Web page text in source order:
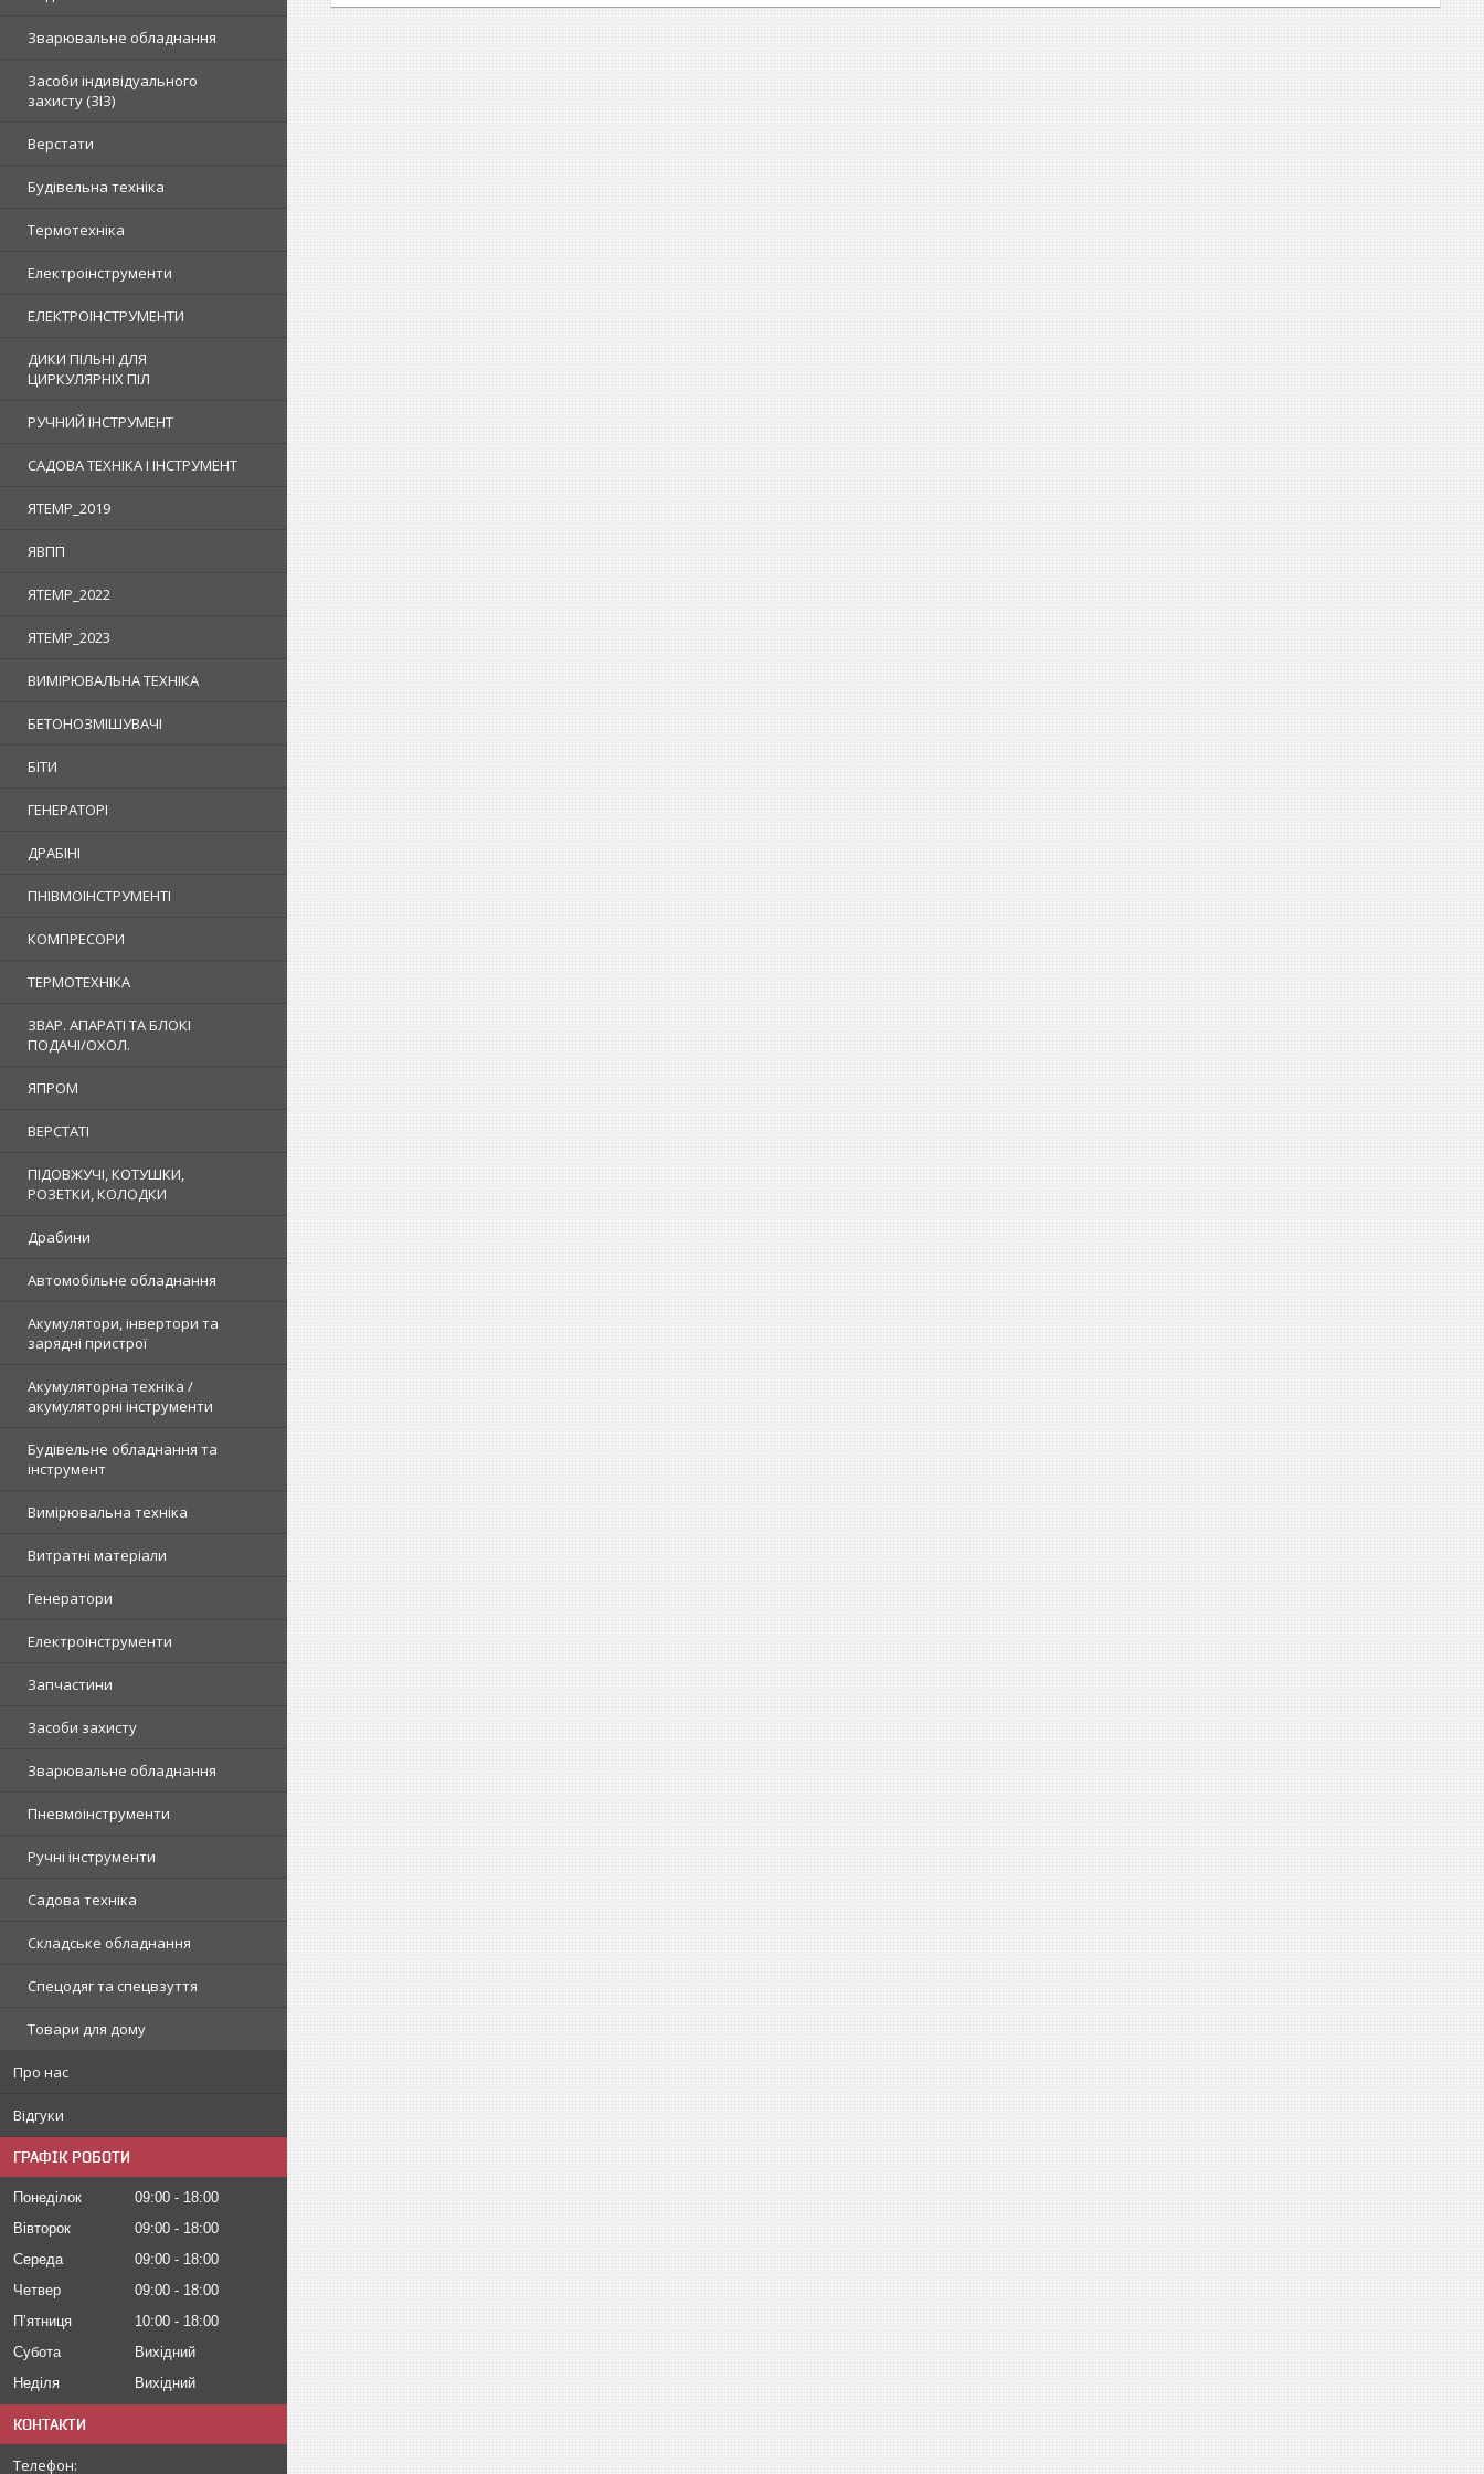
Зварювальне обладнання
Засоби індивідуального
захисту (ЗІЗ)
Верстати
Будівельна техніка
Термотехніка
Електроінструменти
ЕЛЕКТРОІНСТРУМЕНТИ
ДИКИ ПІЛЬНІ ДЛЯ
ЦИРКУЛЯРНІХ ПІЛ
РУЧНИЙ ІНСТРУМЕНТ
САДОВА ТЕХНІКА І ІНСТРУМЕНТ
ЯTEMP_2019
ЯВПП
ЯTEMP_2022
ЯTEMP_2023
ВИМІРЮВАЛЬНА ТЕХНІКА
БЕТОНОЗМІШУВАЧІ
БІТИ
ГЕНЕРАТОРІ
ДРАБІНІ
ПНІВМОІНСТРУМЕНТІ
КОМПРЕСОРИ
ТЕРМОТЕХНІКА
ЗВАР. АПАРАТІ ТА БЛОКІ
ПОДАЧІ/ОХОЛ.
ЯПРОМ
ВЕРСТАТІ
ПІДОВЖУЧІ, КОТУШКИ,
РОЗЕТКИ, КОЛОДКИ
Драбини
Автомобільне обладнання
Акумулятори, інвертори та
зарядні пристрої
Акумуляторна техніка /
акумуляторні інструменти
Будівельне обладнання та
інструмент
Вимірювальна техніка
Витратні матеріали
Генератори
Електроінструменти
Запчастини
Засоби захисту
Зварювальне обладнання
Пневмоінструменти
Ручні інструменти
Садова техніка
Складське обладнання
Спецодяг та спецвзуття
Товари для дому
Про нас
Відгуки
ГРАФІК РОБОТИ
Понеділок 09:00
18:00
Вівторок
09:00
18:00
Середа
09:00
18:00
Четвер
09:00
18:00
Пʼятниця
10:00
18:00
Субота
Вихідний
Неділя
Вихідний
КОНТАКТИ